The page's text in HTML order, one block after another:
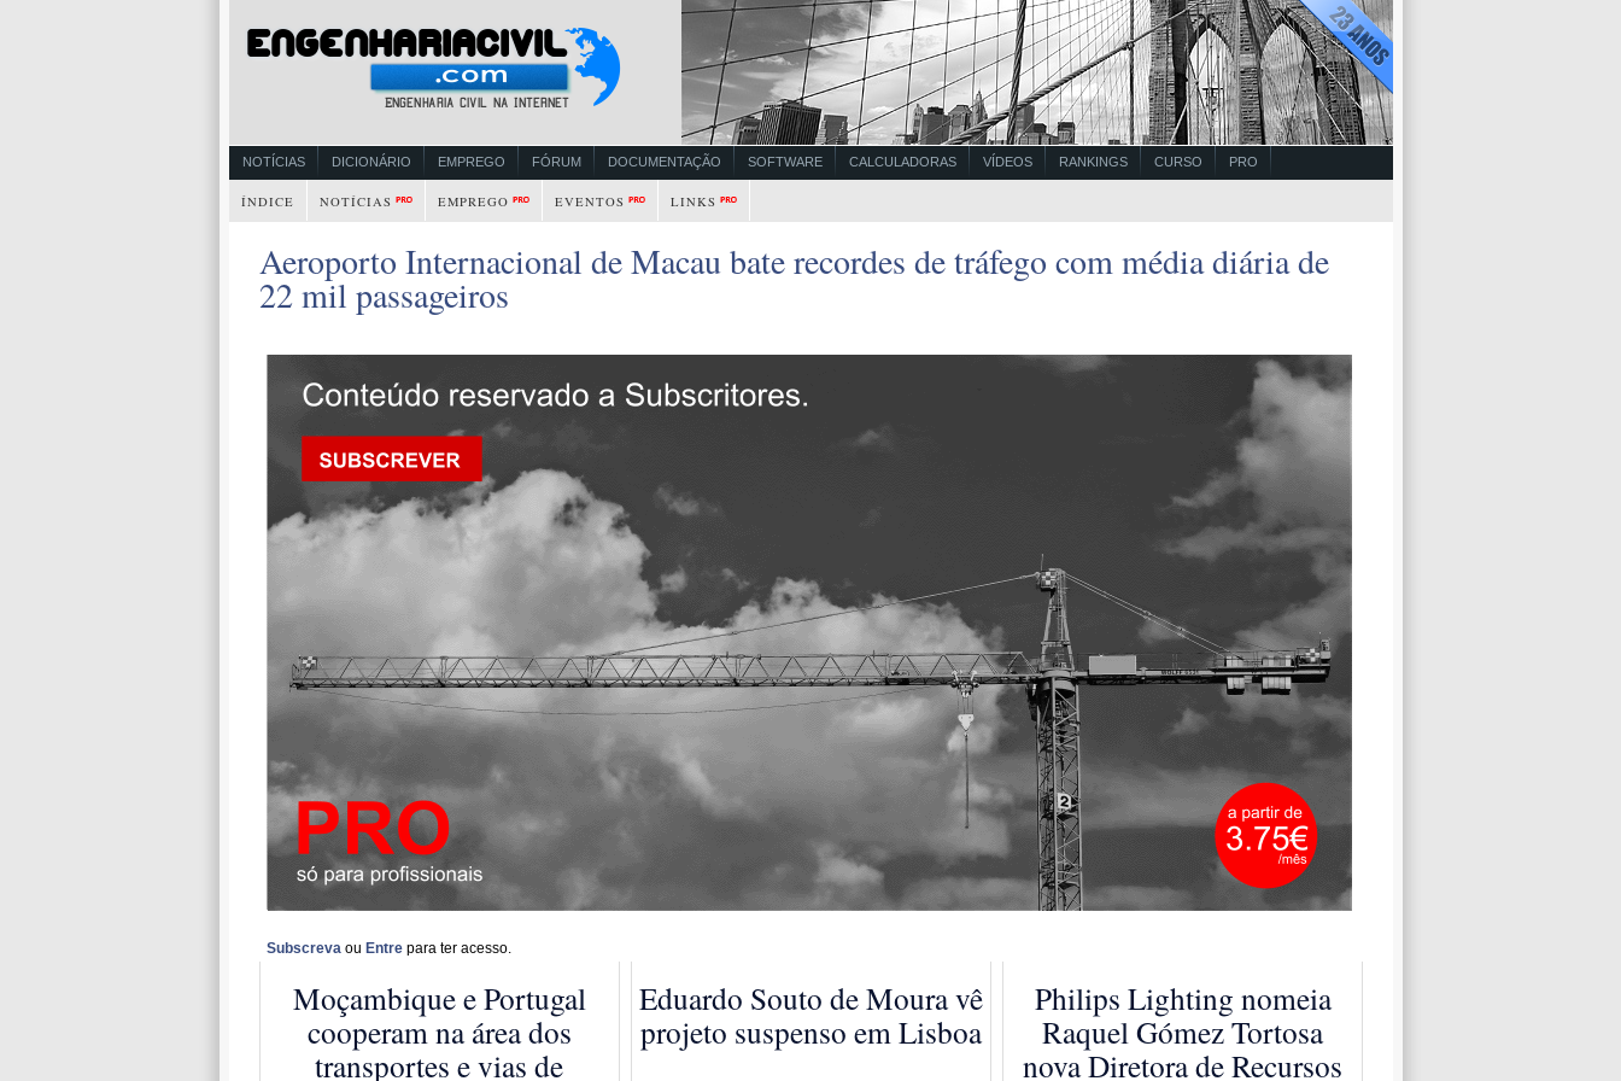
NOTÍCIAS DICIONÁRIO EMPREGO FÓRUM DOCUMENTAÇÃO SOFTWARE CALCULADORAS VÍDEOS RANKINGS CURSO PRO
ÍNDICE NOTÍCIAS EMPREGO EVENTOS LINKS
Aeroporto Internacional de Macau bate recordes de tráfego com média diária de
22 mil passageiros
Subscreva ou Entrepara ter acesso.
Moçambique e Portugal
cooperam na área dos
transportes e vias de
Eduardo Souto de Moura vê
projeto suspenso em Lisboa
Philips Lighting nomeia
Raquel Gómez Tortosa
nova Diretora de Recursos